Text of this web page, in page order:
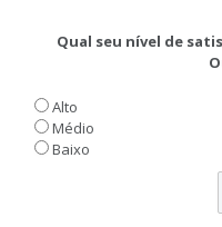
Qual seu nível de
Alto
Médio
Baixo